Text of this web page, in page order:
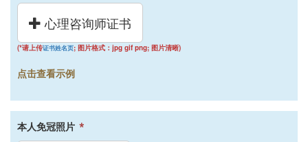
心理咨询师证书
(*请上传证书姓名页; 图片格式：jpg gif png; 图片清晰)
点击查看示例
本人免冠照片 *